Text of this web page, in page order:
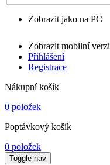
Zobrazit jako na PC
Zobrazit mobilní verzi
Přihlášení
Registrace
Nákupní košík
0 položek
Poptávkový košík
0 položek
Toggle nav